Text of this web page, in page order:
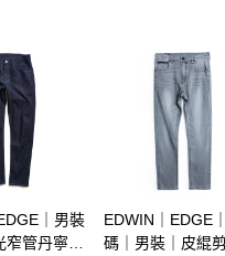
｜男裝
窄管丹寧直
EDWIN｜EDGE
碼｜男裝｜皮緄